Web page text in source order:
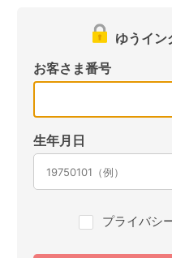
ゆうイン
お客さま番号
生年月日
プライバシ